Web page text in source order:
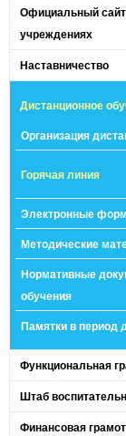
Официальный
учреждениях
Наставничество
Дистанционное
Организация
Горячая линия
Электронные
Методические
Нормативные
обучения
Памятки в период
Функциональная
Штаб
Финансовая